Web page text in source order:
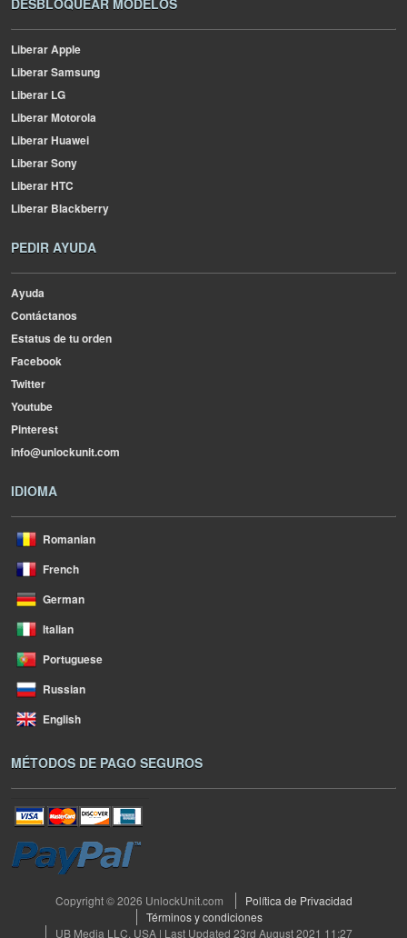
DESBLOQUEAR MODELOS
Liberar Apple
Liberar Samsung
Liberar LG
Liberar Motorola
Liberar Huawei
Liberar Sony
Liberar HTC
Liberar Blackberry
PEDIR AYUDA
Ayuda
Contáctanos
Estatus de tu orden
Facebook
Twitter
Youtube
Pinterest
info@unlockunit.com
IDIOMA
Romanian
French
German
Italian
Portuguese
Russian
English
MÉTODOS DE PAGO SEGUROS
Copyright © 2026 UnlockUnit.com
Política de Privacidad
Términos y condiciones
UB Media LLC, USA | Last Updated 23rd August 2021 11:27